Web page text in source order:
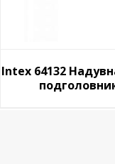
Intex 64132